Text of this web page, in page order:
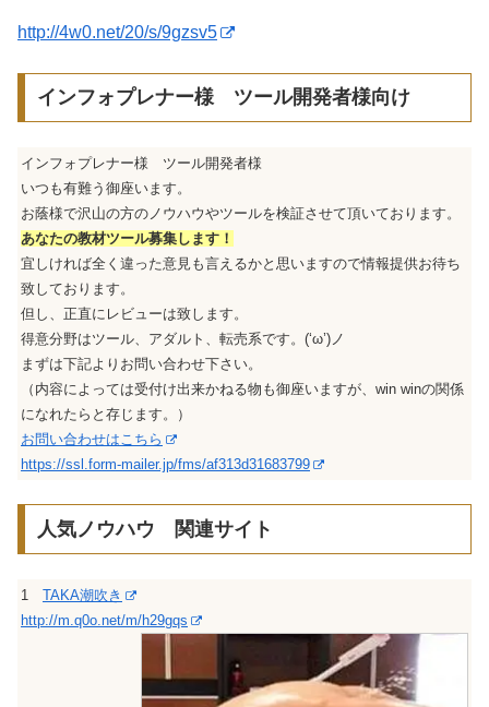
http://4w0.net/20/s/9gzsv5
インフォプレナー様 ツール開発者様向け
インフォプレナー様 ツール開発者様
いつも有難う御座います。
お蔭様で沢山の方のノウハウやツールを検証させて頂いております。
あなたの教材ツール募集します！
宜しければ全く違った意見も言えるかと思いますので情報提供お待ち
致しております。
但し、正直にレビューは致します。
得意分野はツール、アダルト、転売系です。(‘ω’)ノ
まずは下記よりお問い合わせ下さい。
（内容によっては受付け出来かねる物も御座いますが、win winの関係
になれたらと存じます。）
お問い合わせはこちら
https://ssl.form-mailer.jp/fms/af313d31683799
人気ノウハウ 関連サイト
1 TAKA潮吹き
http://m.q0o.net/m/h29gqs